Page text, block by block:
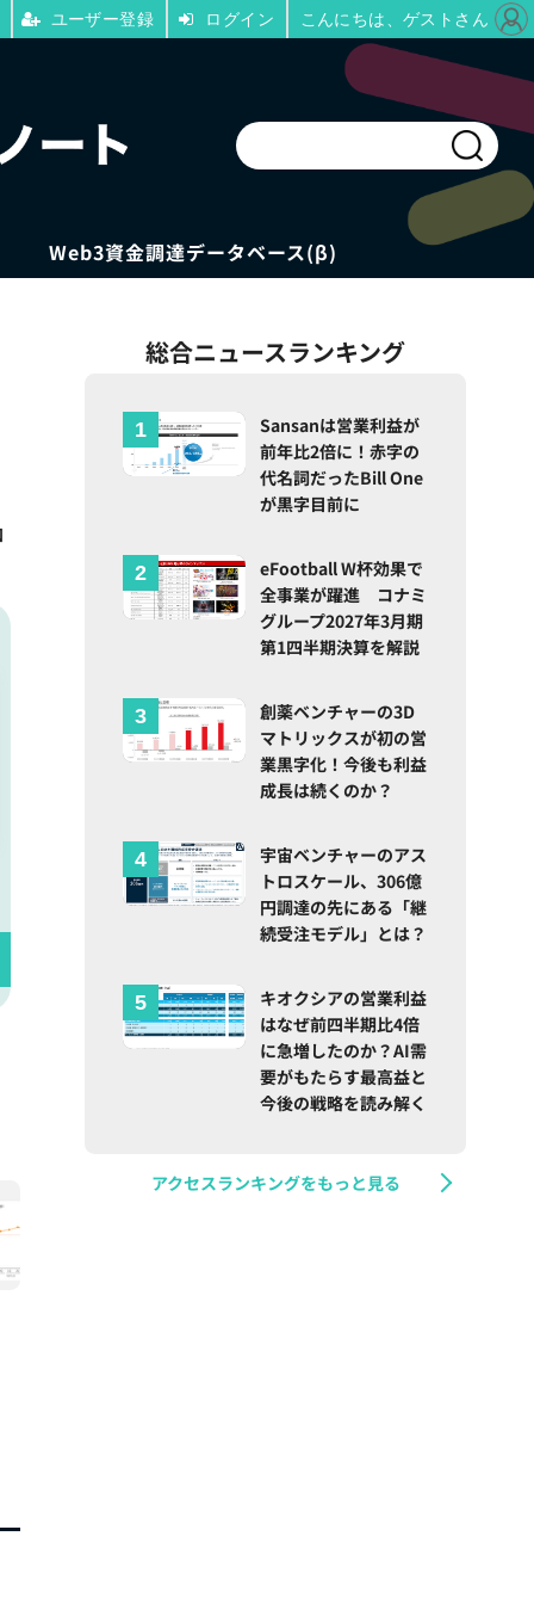
Web3資金調達データベース(β)
総合ニュースランキング
Sansanは営業利益が
前年比2倍に！赤字の
代名詞だったBill One
が黒字目前に
eFootball W杯効果で
全事業が躍進 コナミ
グループ2027年3月期
第1四半期決算を解説
創薬ベンチャーの3D
マトリックスが初の営
業黒字化！今後も利益
成長は続くのか？
宇宙ベンチャーのアス
トロスケール、306億
円調達の先にある「継
続受注モデル」とは？
キオクシアの営業利益
はなぜ前四半期比4倍
に急増したのか？AI需
要がもたらす最高益と
今後の戦略を読み解く
アクセスランキングをもっと見る
ユーザー登録 ログイン こんにちは、ゲストさん